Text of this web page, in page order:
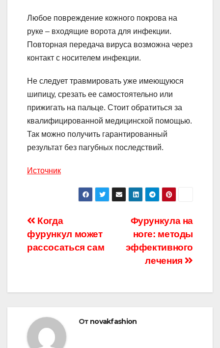
Любое повреждение кожного покрова на
руке – входящие ворота для инфекции.
Повторная передача вируса возможна через
контакт с носителем инфекции.
Не следует травмировать уже имеющуюся
шипицу, срезать ее самостоятельно или
прижигать на пальце. Стоит обратиться за
квалифицированной медицинской помощью.
Так можно получить гарантированный
результат без пагубных последствий.
Источник
Навигация
по
Фурункула на
ноге: методы
эффективного
лечения
Когда
фурункул может
рассосаться сам
От novakfashion